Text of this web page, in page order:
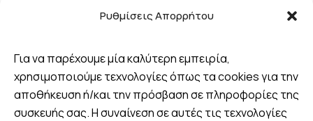
Ρυθμίσεις Απορρήτου
Για να παρέχουμε μία καλύτερη εμπειρία,
χρησιμοποιούμε τεχνολογίες όπως τα cookies για την
αποθήκευση ή/και την πρόσβαση σε πληροφορίες της
συσκευής σας. Η συναίνεση σε αυτές τις τεχνολογίες
Τρόποι Πληρωμής
Βρείτε μας